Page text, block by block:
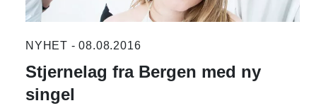
NYHET - 08.08.2016
Stjernelag fra Bergen med ny
singel